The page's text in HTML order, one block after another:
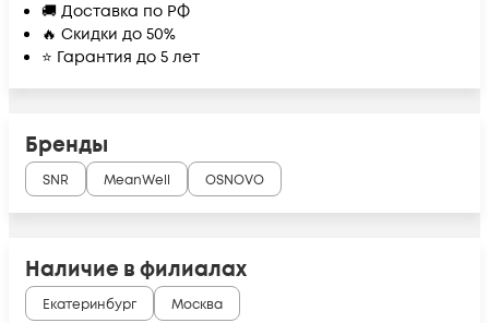
🚚 Доставка по РФ
🔥 Скидки до 50%
⭐ Гарантия до 5 лет
Бренды
SNR MeanWell OSNOVO
Наличие в филиалах
Екатеринбург Москва